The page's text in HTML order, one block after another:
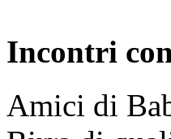
Incontri
Amici di